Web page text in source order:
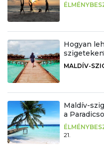
Hogyan
MALDÍV-
Maldív-
a
21.